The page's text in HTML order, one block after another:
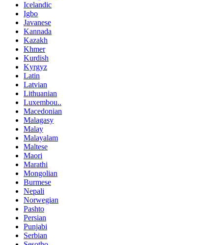
Icelandic
Igbo
Javanese
Kannada
Kazakh
Khmer
Kurdish
Kyrgyz
Latin
Latvian
Lithuanian
Luxembou..
Macedonian
Malagasy
Malay
Malayalam
Maltese
Maori
Marathi
Mongolian
Burmese
Nepali
Norwegian
Pashto
Persian
Punjabi
Serbian